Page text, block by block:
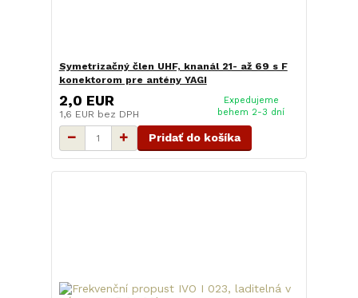
Symetrizačný člen UHF, knanál 21- až 69 s F
konektorom pre antény YAGI
2,0 EUR
1,6 EUR bez DPH
Expedujeme
behem 2-3 dní
Pridať do košíka